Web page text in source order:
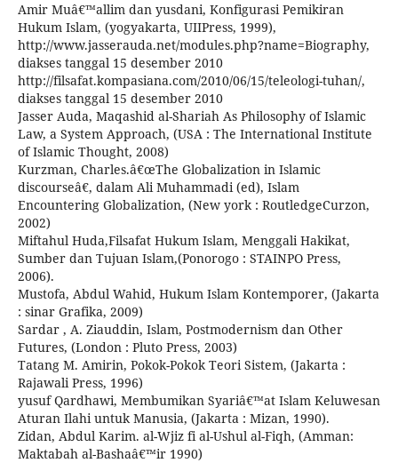
Amir Muâ€™allim dan yusdani, Konfigurasi Pemikiran
Hukum Islam, (yogyakarta, UIIPress, 1999),
http://www.jasserauda.net/modules.php?name=Biography,
diakses tanggal 15 desember 2010
http://filsafat.kompasiana.com/2010/06/15/teleologi-tuhan/,
diakses tanggal 15 desember 2010
Jasser Auda, Maqashid al-Shariah As Philosophy of Islamic
Law, a System Approach, (USA : The International Institute
of Islamic Thought, 2008)
Kurzman, Charles.â€œThe Globalization in Islamic
discourseâ€, dalam Ali Muhammadi (ed), Islam
Encountering Globalization, (New york : RoutledgeCurzon,
2002)
Miftahul Huda,Filsafat Hukum Islam, Menggali Hakikat,
Sumber dan Tujuan Islam,(Ponorogo : STAINPO Press,
2006).
Mustofa, Abdul Wahid, Hukum Islam Kontemporer, (Jakarta
: sinar Grafika, 2009)
Sardar , A. Ziauddin, Islam, Postmodernism dan Other
Futures, (London : Pluto Press, 2003)
Tatang M. Amirin, Pokok-Pokok Teori Sistem, (Jakarta :
Rajawali Press, 1996)
yusuf Qardhawi, Membumikan Syariâ€™at Islam Keluwesan
Aturan Ilahi untuk Manusia, (Jakarta : Mizan, 1990).
Zidan, Abdul Karim. al-Wjiz fi al-Ushul al-Fiqh, (Amman:
Maktabah al-Bashaâ€™ir 1990)